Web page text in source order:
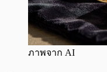
ภาพจาก AI